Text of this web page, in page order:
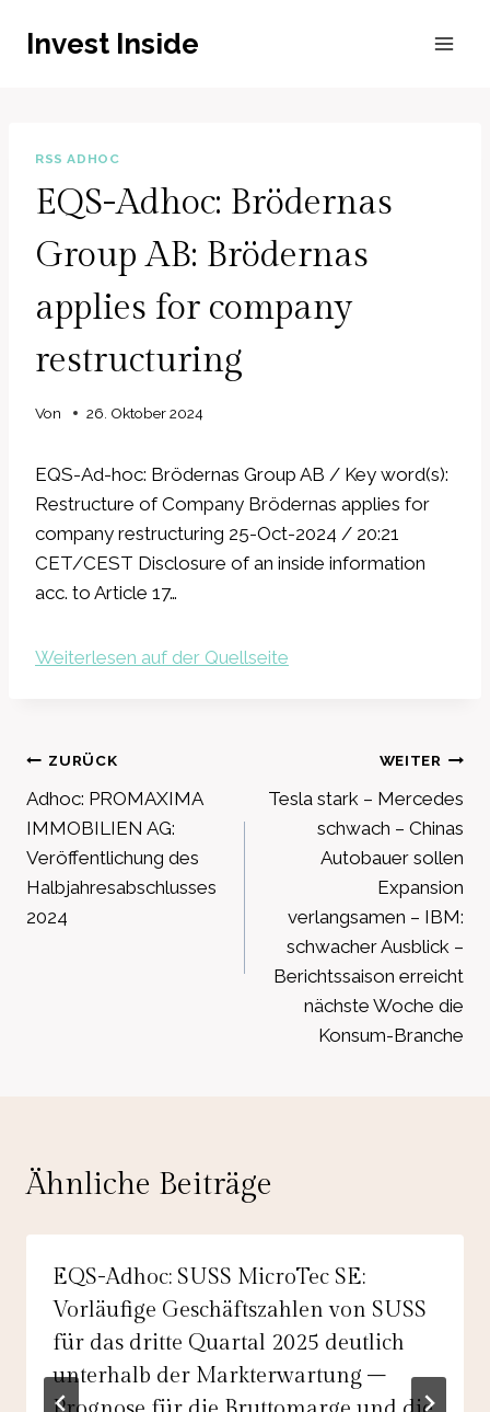
InhaltInvest Inside
RSS ADHOC
EQS-Adhoc: Brödernas
Group AB: Brödernas
applies for company
restructuring
Von 26. Oktober 2024
EQS-Ad-hoc: Brödernas Group AB / Key word(s):
Restructure of Company Brödernas applies for
company restructuring 25-Oct-2024 / 20:21
CET/CEST Disclosure of an inside information
acc. to Article 17…
Weiterlesen auf der Quellseite
Beitragsnavigation
ZURÜCK
Adhoc: PROMAXIMA
IMMOBILIEN AG:
Veröffentlichung des
Halbjahresabschlusses
2024
WEITER
Tesla stark – Mercedes
schwach – Chinas
Autobauer sollen
Expansion
verlangsamen – IBM:
schwacher Ausblick –
Berichtssaison erreicht
nächste Woche die
Konsum-Branche
Ähnliche Beiträge
EQS-Adhoc: SUSS MicroTec SE:
Vorläufige Geschäftszahlen von SUSS
für das dritte Quartal 2025 deutlich
unterhalb der Markterwartung –